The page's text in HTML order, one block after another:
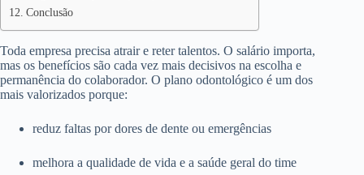
Conclusão
Toda empresa precisa atrair e reter talentos. O salário importa,
mas os benefícios são cada vez mais decisivos na escolha e
permanência do colaborador. O plano odontológico é um dos
mais valorizados porque:
reduz faltas por dores de dente ou emergências
melhora a qualidade de vida e a saúde geral do time